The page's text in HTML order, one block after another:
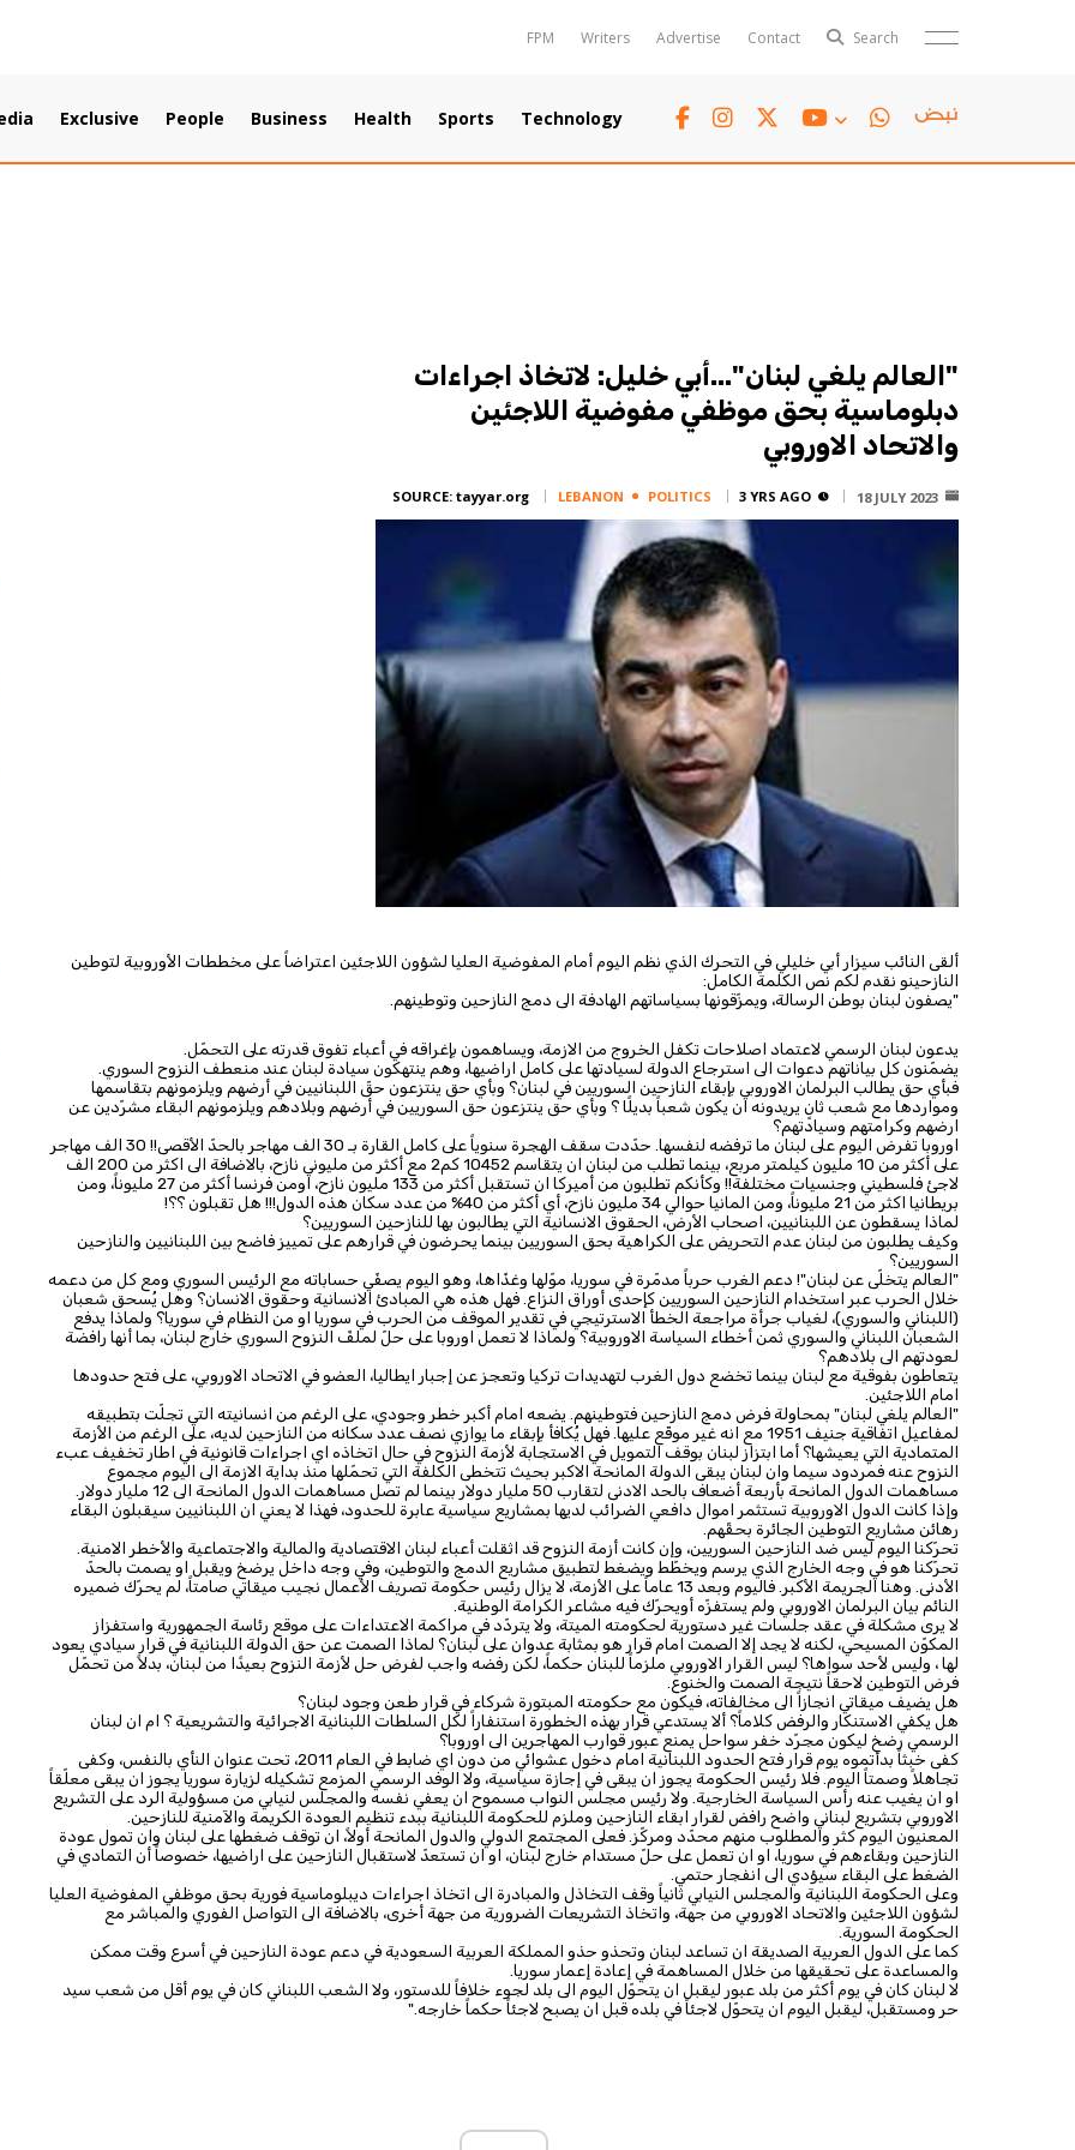
FPM Writers Advertise Contact Search
Polls
Exclusive People Business Health Sports Technology
TTV
"العالم يلغي لبنان"...أبي خليل: لاتخاذ اجراءات
دبلوماسية بحق موظفي مفوضية اللاجئين
والاتحاد الاوروبي
18 JULY 2023
3 YRS AGO
LEBANON POLITICS
SOURCE:tayyar.org
ألقى النائب سيزار أبي خليلي في التحرك الذي نظم اليوم أمام المفوضية العليا لشؤون اللاجئين اعتراضاً على مخططات الأوروبية لتوطين
النازحينو نقدم لكم نص الكلمة الكامل:
"يصفون لبنان بوطن الرسالة، ويمزّقونها بسياساتهم الهادفة الى دمج النازحين وتوطينهم.
يدعون لبنان الرسمي لاعتماد اصلاحات تكفل الخروج من الازمة، ويساهمون بإغراقه في أعباء تفوق قدرته على التحمّل.
يضمّنون كل بياناتهم دعوات الى استرجاع الدولة لسيادتها على كامل اراضيها، وهم ينتهكون سيادة لبنان عند منعطف النزوح السوري.
فبأي حق يطالب البرلمان الاوروبي بإبقاء النازحين السوريين في لبنان؟ وبأي حق ينتزعون حقّ اللبنانيين في أرضهم ويلزمونهم بتقاسمها
ومواردها مع شعب ثانٍ يريدونه ان يكون شعباً بديلًا ؟ وبأي حق ينتزعون حق السوريين في أرضهم وبلادهم ويلزمونهم البقاء مشرّدين عن
ارضهم وكرامتهم وسيادتهم؟
اوروبا تفرض اليوم على لبنان ما ترفضه لنفسها. حدّدت سقف الهجرة سنوياً على كامل القارة بـ 30 الف مهاجر بالحدّ الأقصى!! 30 الف مهاجر
على أكثر من 10 مليون كيلمتر مربع، بينما تطلب من لبنان ان يتقاسم 10452 كم2 مع أكثر من مليوني نازح، بالاضافة الى اكثر من 200 الف
لاجئ فلسطيني وجنسيات مختلفة!! وكأنكم تطلبون من أميركا ان تستقبل أكثر من 133 مليون نازح، اومن فرنسا أكثر من 27 مليوناً، ومن
بريطانيا اكثر من 21 مليوناً، ومن المانيا حوالي 34 مليون نازح، أي أكثر من 40% من عدد سكان هذه الدول!!! هل تقبلون ؟؟!
لماذا يسقطون عن اللبنانيين، اصحاب الأرض، الحقوق الانسانية التي يطالبون بها للنازحين السوريين؟
وكيف يطلبون من لبنان عدم التحريض على الكراهية بحق السوريين بينما يحرضون في قرارهم على تمييز فاضح بين اللبنانيين والنازحين
السوريين؟
"العالم يتخلّى عن لبنان"! دعم الغرب حرباً مدمّرة في سوريا، موّلها وغذّاها، وهو اليوم يصفّي حساباته مع الرئيس السوري ومع كل من دعمه
خلال الحرب عبر استخدام النازحين السوريين كإحدى أوراق النزاع. فهل هذه هي المبادئ الانسانية وحقوق الانسان؟ وهل يُسحق شعبان
(اللبناني والسوري)، لغياب جرأة مراجعة الخطأ الاسترتيجي في تقدير الموقف من الحرب في سوريا او من النظام في سوريا؟ ولماذا يدفع
الشعبان اللبناني والسوري ثمن أخطاء السياسة الاوروبية؟ ولماذا لا تعمل اوروبا على حلّ لملفّ النزوح السوري خارج لبنان، بما أنها رافضة
لعودتهم الى بلادهم؟
يتعاطون بفوقية مع لبنان بينما تخضع دول الغرب لتهديدات تركيا وتعجز عن إجبار ايطاليا، العضو في الاتحاد الاوروبي، على فتح حدودها
امام اللاجئين.
"العالم يلغي لبنان" بمحاولة فرض دمج النازحين فتوطينهم. يضعه امام أكبر خطر وجودي، على الرغم من انسانيته التي تجلّت بتطبيقه
لمفاعيل اتفاقية جنيف 1951 مع انه غير موقّع عليها. فهل يُكافأ بإبقاء ما يوازي نصف عدد سكانه من النازحين لديه، على الرغم من الأزمة
المتمادية التي يعيشها؟ أما ابتزاز لبنان بوقف التمويل في الاستجابة لأزمة النزوح في حال اتخاذه اي اجراءات قانونية في اطار تخفيف عبء
النزوح عنه فمردود سيما وان لبنان يبقى الدولة المانحة الاكبر بحيث تتخطى الكلفة التي تحمّلها منذ بداية الازمة الى اليوم مجموع
مساهمات الدول المانحة بأربعة أضعاف بالحد الادنى لتقارب 50 مليار دولار بينما لم تصل مساهمات الدول المانحة الى 12 مليار دولار.
وإذا كانت الدول الاوروبية تستثمر اموال دافعي الضرائب لديها بمشاريع سياسية عابرة للحدود، فهذا لا يعني ان اللبنانيين سيقبلون البقاء
رهائن مشاريع التوطين الجائرة بحقّهم.
تحرّكنا اليوم ليس ضد النازحين السوريين، وإن كانت أزمة النزوح قد اثقلت أعباء لبنان الاقتصادية والمالية والاجتماعية والأخطر الامنية.
تحرّكنا هو في وجه الخارج الذي يرسم ويخطّط ويضغط لتطبيق مشاريع الدمج والتوطين، وفي وجه داخل يرضخ ويقبل او يصمت بالحدّ
الأدنى. وهنا الجريمة الأكبر. فاليوم وبعد 13 عاماً على الأزمة، لا يزال رئيس حكومة تصريف الأعمال نجيب ميقاتي صامتاً، لم يحرّك ضميره
النائم بيان البرلمان الاوروبي ولم يستفزّه أويحرّك فيه مشاعر الكرامة الوطنية.
لا يرى مشكلة في عقد جلسات غير دستورية لحكومته الميتة، ولا يتردّد في مراكمة الاعتداءات على موقع رئاسة الجمهورية واستفزاز
المكوّن المسيحي، لكنه لا يجد إلا الصمت امام قرار هو بمثابة عدوان على لبنان؟ لماذا الصمت عن حق الدولة اللبنانية في قرار سيادي يعود
لها ، وليس لأحد سواها؟ ليس القرار الاوروبي ملزماً للبنان حكماً، لكن رفضه واجب لفرض حل لأزمة النزوح بعيدًا من لبنان، بدلاً من تحمّل
فرض التوطين لاحقاً نتيجة الصمت والخنوع.
هل يضيف ميقاتي انجازاً الى مخالفاته، فيكون مع حكومته المبتورة شركاء في قرار طعن وجود لبنان؟
هل يكفي الاستنكار والرفض كلاماً؟ ألا يستدعي قرار بهذه الخطورة استنفاراً لكل السلطات اللبنانية الاجرائية والتشريعية ؟ ام ان لبنان
الرسمي رضخ ليكون مجرّد خفر سواحل يمنع عبور قوارب المهاجرين الى اوروبا؟
كفى خبثاً بدأتموه يوم قرار فتح الحدود اللبنانية امام دخول عشوائي من دون اي ضابط في العام 2011، تحت عنوان النأي بالنفس، وكفى
تجاهلاً وصمتاً اليوم. فلا رئيس الحكومة يجوز ان يبقى في إجازة سياسية، ولا الوفد الرسمي المزمع تشكيله لزيارة سوريا يجوز ان يبقى معلّقاً
او ان يغيب عنه رأس السياسة الخارجية. ولا رئيس مجلس النواب مسموح ان يعفي نفسه والمجلس لنيابي من مسؤولية الرد على التشريع
الاوروبي بتشريع لبناني واضح رافض لقرار ابقاء النازحين وملزم للحكومة اللبنانية ببدء تنظيم العودة الكريمة والآمنية للنازحين.
المعنيون اليوم كثر والمطلوب منهم محدّد ومركّز. فعلى المجتمع الدولي والدول المانحة أولاً، ان توقف ضغطها على لبنان وان تمول عودة
النازحين وبقاءهم في سوريا، او ان تعمل على حلّ مستدام خارج لبنان، او ان تستعدّ لاستقبال النازحين على اراضيها، خصوصاً أن التمادي في
الضغط على البقاء سيؤدي الى انفجار حتمي.
وعلى الحكومة اللبنانية والمجلس النيابي ثانياً وقف التخاذل والمبادرة الى اتخاذ اجراءات ديبلوماسية فورية بحق موظفي المفوضية العليا
لشؤون اللاجئين والاتحاد الاوروبي من جهة، واتخاذ التشريعات الضرورية من جهة أخرى، بالاضافة الى التواصل الفوري والمباشر مع
الحكومة السورية.
كما على الدول العربية الصديقة ان تساعد لبنان وتحذو حذو المملكة العربية السعودية في دعم عودة النازحين في أسرع وقت ممكن
والمساعدة على تحقيقها من خلال المساهمة في إعادة إعمار سوريا.
لا لبنان كان في يوم أكثر من بلد عبور ليقبل ان يتحوّل اليوم الى بلد لجوء خلافاً للدستور، ولا الشعب اللبناني كان في يوم أقل من شعب سيد
حر ومستقبل، ليقبل اليوم ان يتحوّل لاجئاً في بلده قبل ان يصبح لاجئاً حكماً خارجه."